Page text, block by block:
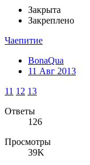
Закрыта
Закреплено
Чаепитие
BonaQua
11 Авг 2013
11 12 13
Ответы
126
Просмотры
39K